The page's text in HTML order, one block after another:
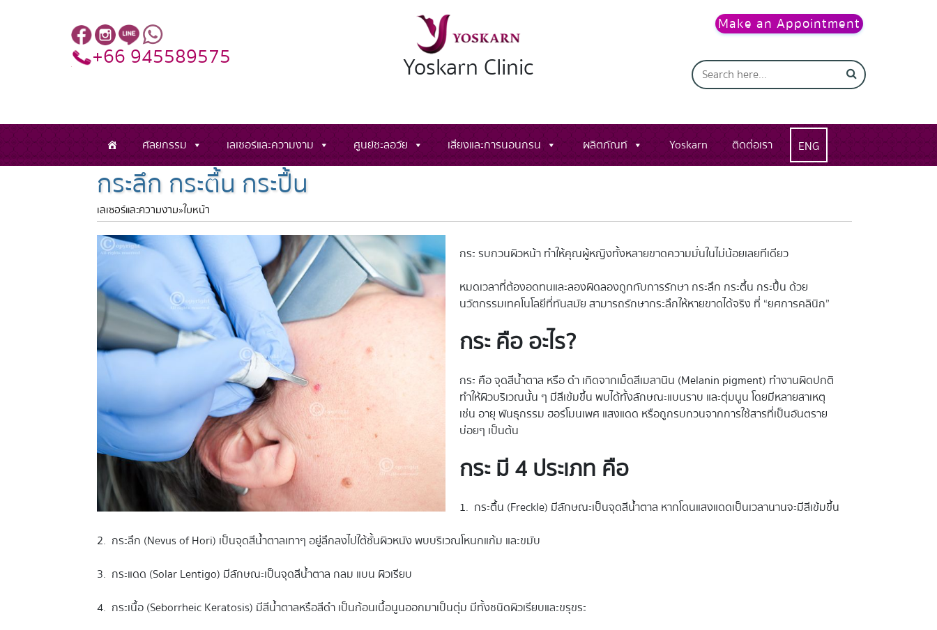
+66 945589575 Yoskarn Clinic
Make an Appointment
ศัลยกรรม เลเซอร์และความงาม ศูนย์ชะลอวัย เสียงและการนอนกรน ผลิตภัณท์ Yoskarn ติดต่อเรา ENG
กระลึก กระตื้น กระปื้น
เลเซอร์และความงาม»ใบหน้า
กระ รบกวนผิวหน้า ทำให้คุณผู้หญิงทั้งหลายขาดความมั่นในไม่น้อยเลยทีเดียว
หมดเวลาที่ต้องอดทนและลองผิดลองถูกกับการรักษา กระลึก กระตื้น กระปื้น ด้วย
นวัตกรรมเทคโนโลยีที่ทันสมัย สามารถรักษากระลึกให้หายขาดได้จริง ที่ “ยศการคลินิก”
กระ คือ อะไร?
กระ คือ จุดสีน้ำตาล หรือ ดำ เกิดจากเม็ดสีเมลานิน (Melanin pigment) ทำงานผิดปกติ
ทำให้ผิวบริเวณนั้น ๆ มีสีเข้มขึ้น พบได้ทั้งลักษณะแบนราบ และตุ่มนูน โดยมีหลายสาเหตุ
เช่น อายุ พันธุกรรม ฮอร์โมนเพศ แสงแดด หรือถูกรบกวนจากการใช้สารที่เป็นอันตราย
บ่อยๆ เป็นต้น
กระ มี 4 ประเภท คือ
1. กระตื้น (Freckle) มีลักษณะเป็นจุดสีน้ำตาล หากโดนแสงแดดเป็นเวลานานจะมีสีเข้มขึ้น
2. กระลึก (Nevus of Hori) เป็นจุดสีน้ำตาลเทาๆ อยู่ลึกลงไปใต้ชั้นผิวหนัง พบบริเวณโหนกแก้ม และขมับ
3. กระแดด (Solar Lentigo) มีลักษณะเป็นจุดสีน้ำตาล กลม แบน ผิวเรียบ
4. กระเนื้อ (Seborrheic Keratosis) มีสีน้ำตาลหรือสีดำ เป็นก้อนเนื้อนูนออกมาเป็นตุ่ม มีทั้งชนิดผิวเรียบและขรุขระ